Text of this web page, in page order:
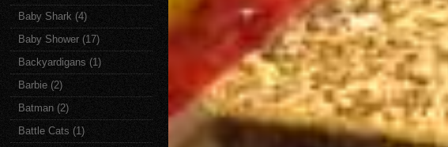
Baby Shark (4)
Baby Shower (17)
Backyardigans (1)
Barbie (2)
Batman (2)
Battle Cats (1)